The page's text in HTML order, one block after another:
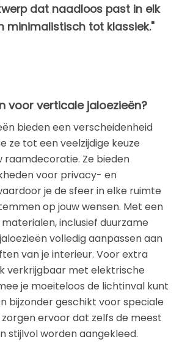
dat naadloos past in elk
minimalistisch tot klassiek."
voor verticale jaloezieën?
bieden een verscheidenheid
ze tot een veelzijdige keuze
raamdecoratie. Ze bieden
voor privacy- en
je de sfeer in elke ruimte
op jouw wensen. Met een
inclusief duurzame
volledig aanpassen aan
van je interieur. Voor extra
verkrijgbaar met elektrische
je moeiteloos de lichtinval kunt
bijzonder geschikt voor speciale
ervoor dat zelfs de meest
stijlvol worden aangekleed.